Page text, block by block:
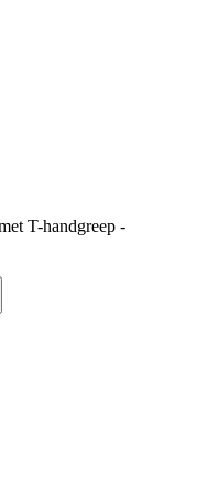
T-handgreep -